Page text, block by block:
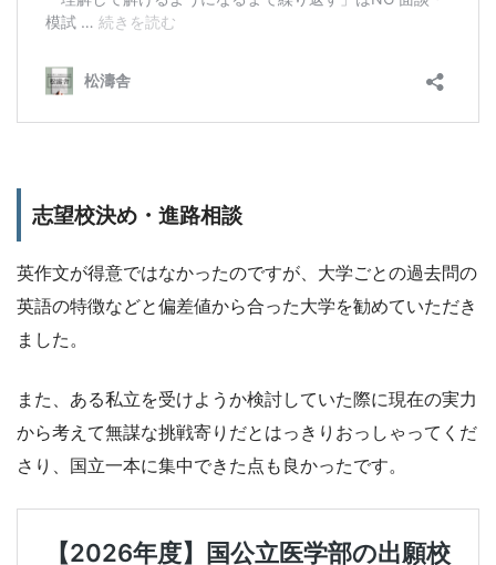
志望校決め・進路相談
英作文が得意ではなかったのですが、大学ごとの過去問の
英語の特徴などと偏差値から合った大学を勧めていただき
ました。
また、ある私立を受けようか検討していた際に現在の実力
から考えて無謀な挑戦寄りだとはっきりおっしゃってくだ
さり、国立一本に集中できた点も良かったです。